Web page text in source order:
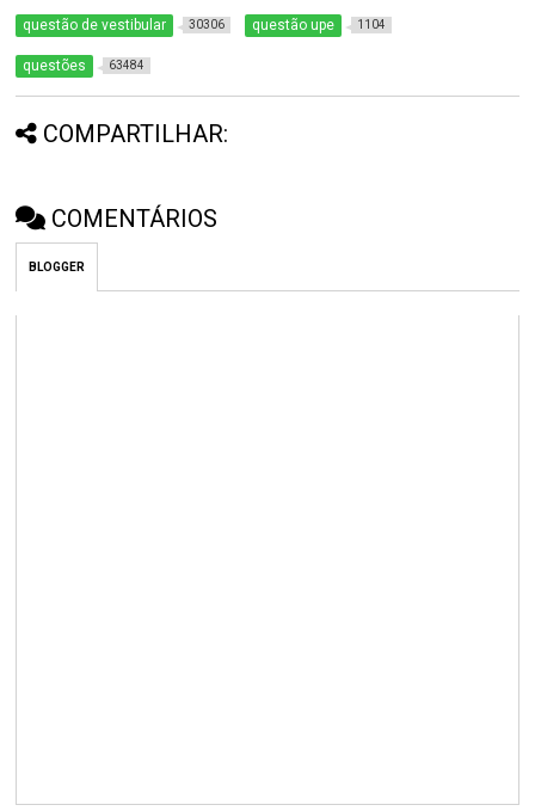
questão de vestibular 30306 questão upe 1104
questões 63484
COMPARTILHAR:
COMENTÁRIOS
BLOGGER